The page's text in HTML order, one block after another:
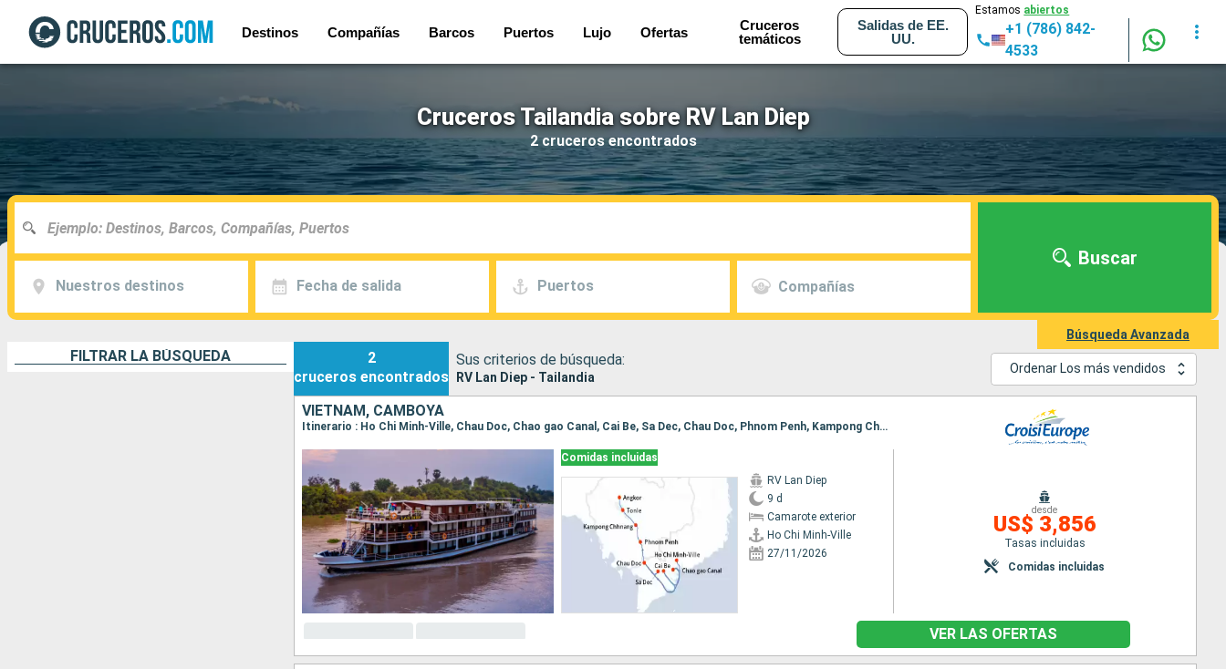
Destinos Compañías Barcos Puertos Lujo Ofertas
Cruceros
temáticos
Salidas de EE.
UU.
Estamos abiertos
+1 (786) 842-
4533
Cruceros Tailandia sobre RV Lan Diep
2 cruceros encontrados
Nuestros destinos Fecha de salida Puertos Compañías
Buscar
Búsqueda Avanzada
FILTRAR LA BÚSQUEDA
2
cruceros encontrados
Sus criterios de búsqueda:
RV Lan Diep - Tailandia
Ordenar Los más vendidos
VIETNAM, CAMBOYA
Itinerario : Ho Chi Minh-Ville, Chau Doc, Chao gao Canal, Cai Be, Sa Dec, Chau Doc, Phnom Penh, Kampong Chhnang, Tonle, Angkor
Comidas incluidas
RV Lan Diep
9 d
Camarote exterior
Ho Chi Minh-Ville
27/11/2026
desde
US$ 3,856
Tasas incluidas
Comidas incluidas
VER LAS OFERTAS